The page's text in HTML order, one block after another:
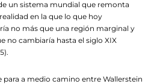
un sistema mundial que remonta
en la que lo que hoy
no más que una región marginal y
no cambiaría hasta el siglo XIX
para a medio camino entre Wallerstein